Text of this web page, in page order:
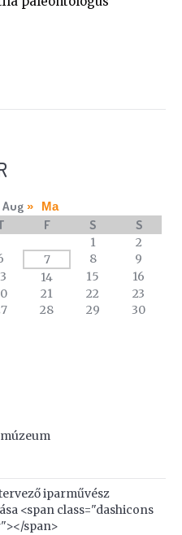
Aug » Ma
F S S
1
2
7 8
9
14 15
16
21 22
23
28 29
30
iparművész
<span class="dashicons
span>